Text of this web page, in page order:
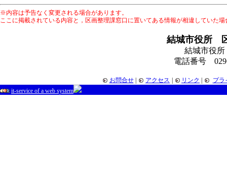
※内容は予告なく変更される場合があります。
ここに掲載されている内容と，区画整理課窓口に置いてある情報が相違していた
結城市役所
結城市役
電話番号
お問合せ アクセス リンク
プラ
it-service of a web system